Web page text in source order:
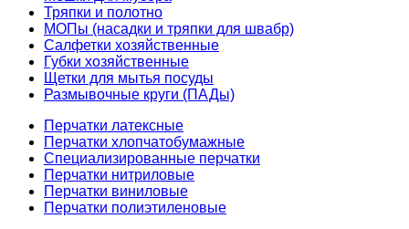
Тряпки и полотно
МОПы (насадки и тряпки для швабр)
Салфетки хозяйственные
Губки хозяйственные
Щетки для мытья посуды
Размывочные круги (ПАДы)
Перчатки латексные
Перчатки хлопчатобумажные
Специализированные перчатки
Перчатки нитриловые
Перчатки виниловые
Перчатки полиэтиленовые